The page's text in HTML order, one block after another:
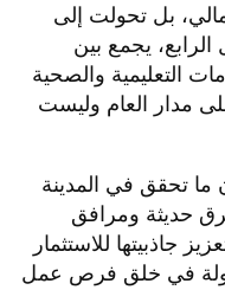
بل تحولت إلى
يجمع بين
التعليمية والصحية
مدار العام وليست
تحقق في المدينة
حديثة ومرافق
جاذبيتها للاستثمار
في خلق فرص عمل